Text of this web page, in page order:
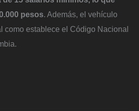
pesos. Además, el vehículo
como establece el Código Nacional